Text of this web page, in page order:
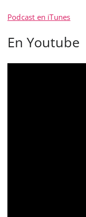
Podcast en iTunes
En Youtube